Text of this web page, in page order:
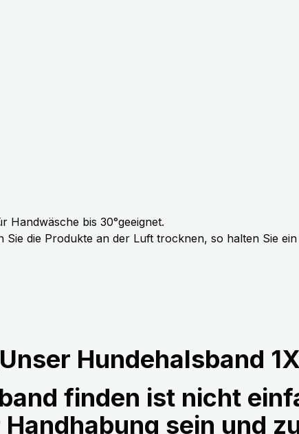
Handwäsche bis 30°geeignet.
die Produkte an der Luft trocknen, so halten Sie
Hundehalsband
finden ist nicht
sein und